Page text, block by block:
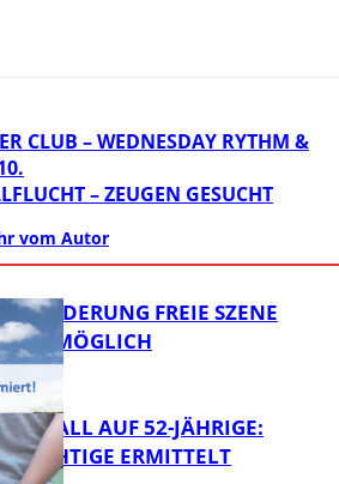
CLUB – WEDNESDAY RYTHM &
– ZEUGEN GESUCHT
vom Autor
FREIE SZENE
MÖGLICH
AUF 52-JÄHRIGE:
ERMITTELT